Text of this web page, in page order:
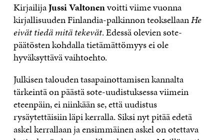
KirjailijaJussi Valtonenvoitti viime vuonna
kirjallisuuden Finlandia-palkinnon teoksellaanHe
eivät tiedä mitä tekevät. Edessä olevien sote-
päätösten kohdalla tietämättömyys ei ole
hyväksyttävä vaihtoehto.
Julkisen talouden tasapainottamisen kannalta
tärkeintä on päästä sote-uudistuksessa viimein
eteenpäin, ei niinkään se, että uudistus
rysäytettäisiin läpi kerralla. Siksi nyt pitää edetä
askel kerrallaan ja ensimmäinen askel on otettava